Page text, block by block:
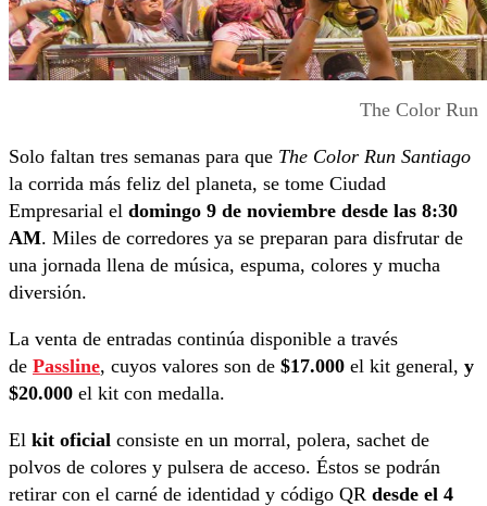
The Color Run
Solo faltan tres semanas para que The Color Run Santiago
la corrida más feliz del planeta, se tome Ciudad
Empresarial el domingo 9 de noviembre desde las 8:30
AM. Miles de corredores ya se preparan para disfrutar de
una jornada llena de música, espuma, colores y mucha
diversión.
La venta de entradas continúa disponible a través
de Passline, cuyos valores son de $17.000 el kit general, y
$20.000 el kit con medalla.
El kit oficial consiste en un morral, polera, sachet de
polvos de colores y pulsera de acceso. Éstos se podrán
retirar con el carné de identidad y código QR desde el 4